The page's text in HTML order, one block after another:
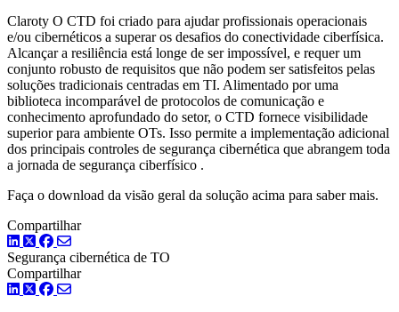
Claroty O CTD foi criado para ajudar profissionais operacionais
e/ou cibernéticos a superar os desafios do conectividade ciberfísica.
Alcançar a resiliência está longe de ser impossível, e requer um
conjunto robusto de requisitos que não podem ser satisfeitos pelas
soluções tradicionais centradas em TI. Alimentado por uma
biblioteca incomparável de protocolos de comunicação e
conhecimento aprofundado do setor, o CTD fornece visibilidade
superior para ambiente OTs. Isso permite a implementação adicional
dos principais controles de segurança cibernética que abrangem toda
a jornada de segurança ciberfísico .
Faça o download da visão geral da solução acima para saber mais.
Compartilhar
LinkedIn
TwitterFacebook
Segurança cibernética de TO
Compartilhar
LinkedIn
TwitterFacebook